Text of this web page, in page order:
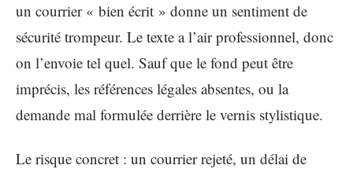
un courrier « bien écrit » donne un sentiment de
sécurité trompeur. Le texte a l’air professionnel, donc
on l’envoie tel quel. Sauf que le fond peut être
imprécis, les références légales absentes, ou la
demande mal formulée derrière le vernis stylistique.
Le risque concret : un courrier rejeté, un délai de